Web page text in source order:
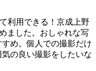
利用できる！京成上野
ました。おしゃれな写
め。個人での撮影だけ
の良い撮影をしたいな